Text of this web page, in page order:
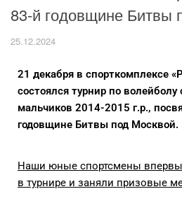
83-й годовщине Битвы
25.12.2024
21 декабря в спорткомплексе
состоялся турнир по волейболу
мальчиков 2014-2015 г.р.,
годовщине Битвы под Москвой.
Наши юные спортсмены
в турнире и заняли призовые